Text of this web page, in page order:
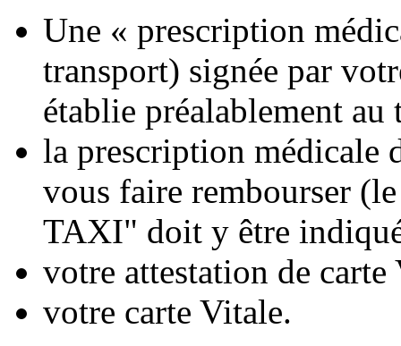
Une « prescription
transport) signée par
établie préalablement au
la prescription médicale
vous faire rembourser (l
TAXI" doit y être
votre attestation de
votre carte Vitale.